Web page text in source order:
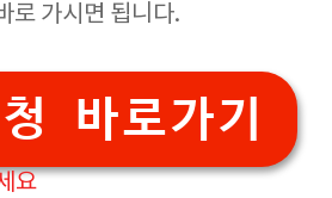
로 가시면 됩니다.
바로가기
요